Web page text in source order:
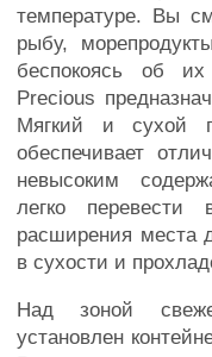
температуре. Вы
рыбу,
беспокоясь об
Precious
Мягкий и сухой
обеспечивает
невысоким
легко
расширения места
в сухости и
Над зоной
установлен